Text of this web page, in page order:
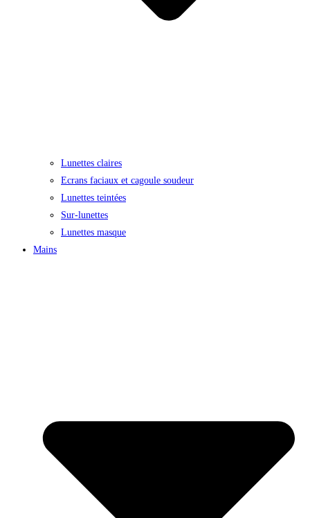
Lunettes claires
Ecrans faciaux et cagoule soudeur
Lunettes teintées
Sur-lunettes
Lunettes masque
Mains